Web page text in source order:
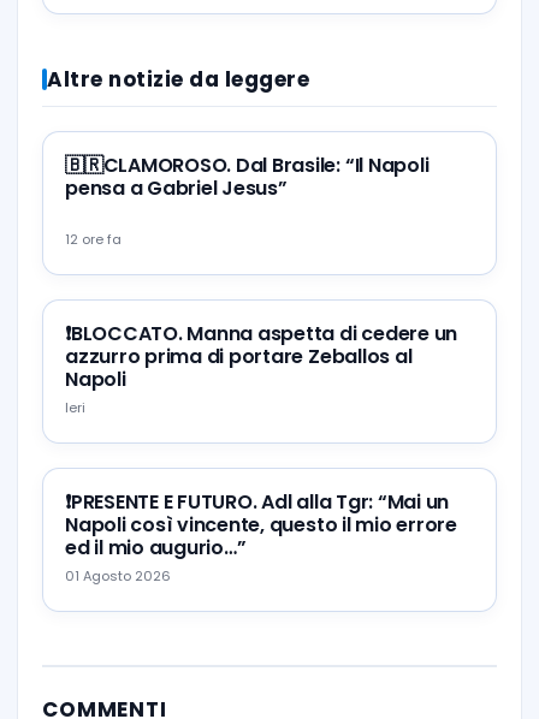
Altre notizie da leggere
🇧🇷CLAMOROSO. Dal Brasile: “Il Napoli
pensa a Gabriel Jesus”
12 ore fa
❗️BLOCCATO. Manna aspetta di cedere un
azzurro prima di portare Zeballos al
Napoli
Ieri
❗️PRESENTE E FUTURO. Adl alla Tgr: “Mai un
Napoli così vincente, questo il mio errore
ed il mio augurio…”
01 Agosto 2026
COMMENTI